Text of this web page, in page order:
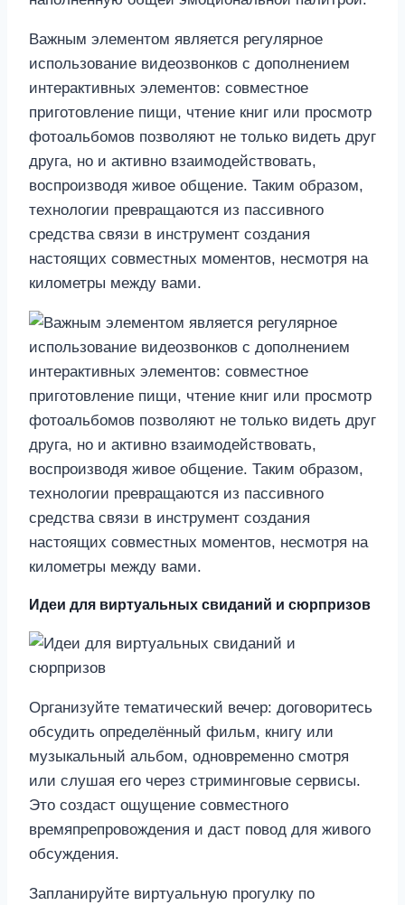
Важным элементом является регулярное
использование видеозвонков с дополнением
интерактивных элементов: совместное
приготовление пищи, чтение книг или просмотр
фотоальбомов позволяют не только видеть друг
друга, но и активно взаимодействовать,
воспроизводя живое общение. Таким образом,
технологии превращаются из пассивного
средства связи в инструмент создания
настоящих совместных моментов, несмотря на
километры между вами.
Идеи для виртуальных свиданий и сюрпризов
Организуйте тематический вечер: договоритесь
обсудить определённый фильм, книгу или
музыкальный альбом, одновременно смотря
или слушая его через стриминговые сервисы.
Это создаст ощущение совместного
времяпрепровождения и даст повод для живого
обсуждения.
Запланируйте виртуальную прогулку по